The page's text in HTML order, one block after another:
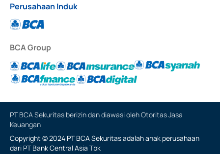
Perusahaan Induk
BCA Group
PT BCA Sekuritas berizin dan diawasi oleh Otoritas Jasa
Keuangan
Copyright © 2024 PT BCA Sekuritas adalah anak perusahaan
dari PT Bank Central Asia Tbk